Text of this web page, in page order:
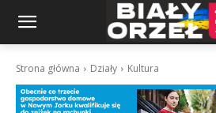
Strona główna Działy Kultura